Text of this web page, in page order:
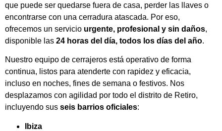
que puede ser quedarse fuera de casa, perder las llaves o
encontrarse con una cerradura atascada. Por eso,
ofrecemos un servicio urgente, profesional y sin daños,
disponible las 24 horas del día, todos los días del año.
Nuestro equipo de cerrajeros está operativo de forma
continua, listos para atenderte con rapidez y eficacia,
incluso en noches, fines de semana o festivos. Nos
desplazamos con agilidad por todo el distrito de Retiro,
incluyendo sus seis barrios oficiales:
Ibiza